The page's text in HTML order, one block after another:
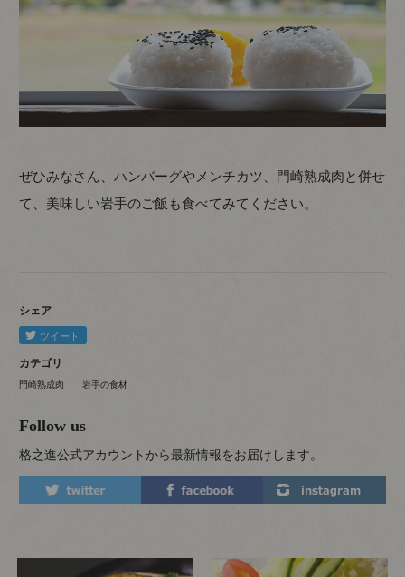
ぜひみなさん、ハンバーグやメンチカツ、門崎熟成肉と併せ
て、美味しい岩手のご飯も食べてみてください。
シェア
カテゴリ
門崎熟成肉 岩手の食材
Follow us
格之進公式アカウントから最新情報をお届けします。